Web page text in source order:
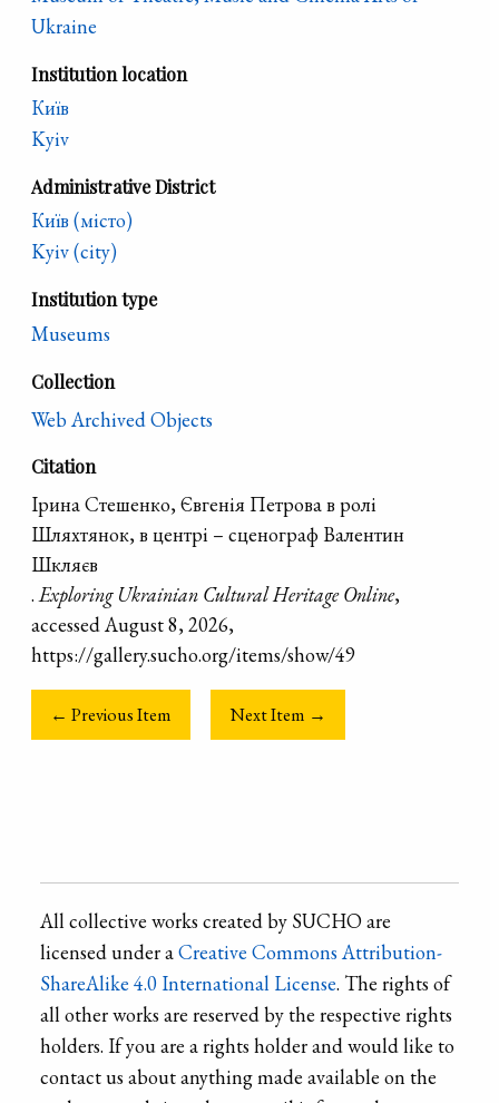
Ukraine
Institution location
Київ
Kyiv
Administrative District
Київ (місто)
Kyiv (city)
Institution type
Museums
Collection
Web Archived Objects
Citation
Ірина Стешенко, Євгенія Петрова в ролі
Шляхтянок, в центрі – сценограф Валентин
Шкляєв
.Exploring Ukrainian Cultural Heritage Online,
accessed August 8, 2026,
https://gallery.sucho.org/items/show/49
← Previous Item Next Item →
All collective works created by SUCHO are
licensed under aCreative Commons Attribution-
ShareAlike 4.0 International License. The rights of
all other works are reserved by the respective rights
holders. If you are a rights holder and would like to
contact us about anything made available on the